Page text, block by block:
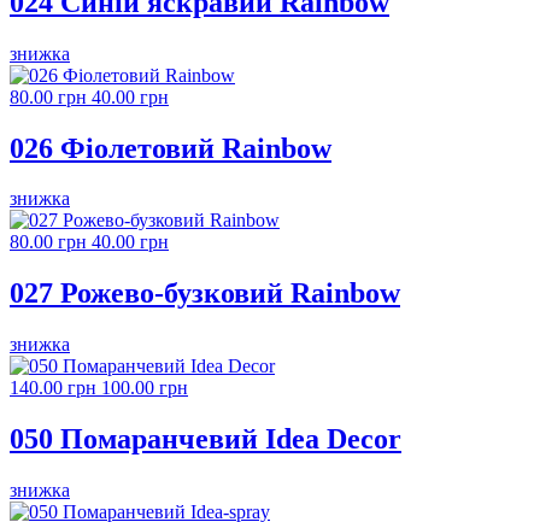
знижка
80.00 грн 40.00 грн
026 Фіолетовий Rainbow
знижка
80.00 грн 40.00 грн
027 Рожево-бузковий Rainbow
знижка
140.00 грн 100.00 грн
050 Помаранчевий Idea Decor
знижка